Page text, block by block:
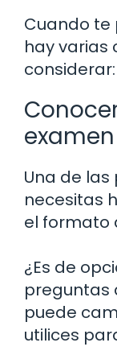
Cuando te
hay varias
considerar:
examen
Una de
necesitas
el formato
¿Es de
preguntas
puede
utilices